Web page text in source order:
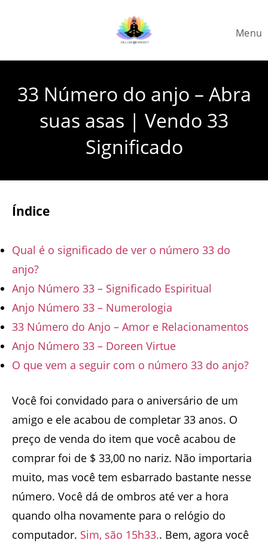
Menu
33 Número do anjo – Abra
suas asas | Vendo 33
Significado
Índice
Qual é o significado de ver o número 33 do
anjo?
Anjo Número 33 – Significado Espiritual
Anjo Número 33 – Numerologia
33 Número do Anjo – Amor e Relacionamentos
Anjo Número 33 – Doreen Virtue
O que vem a seguir com o número 33 do anjo?
Você foi convidado para o aniversário de um
amigo e ele acabou de completar 33 anos. O
preço de venda do item que você acabou de
comprar foi de $ 33,00 no nariz. Não importaria
muito, mas você tem esbarrado bastante nesse
número. Você dá de ombros até ver a hora
quando olha novamente para o relógio do
computador. Sim, são 15h33.. Bem, agora você